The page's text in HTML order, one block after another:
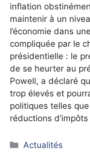
inflation
maintenir à un
l’économie dans
compliquée par le
présidentielle : le
de se heurter au
Powell, a déclaré
trop élevés et
politiques telles
réductions
Catégories
Actualités